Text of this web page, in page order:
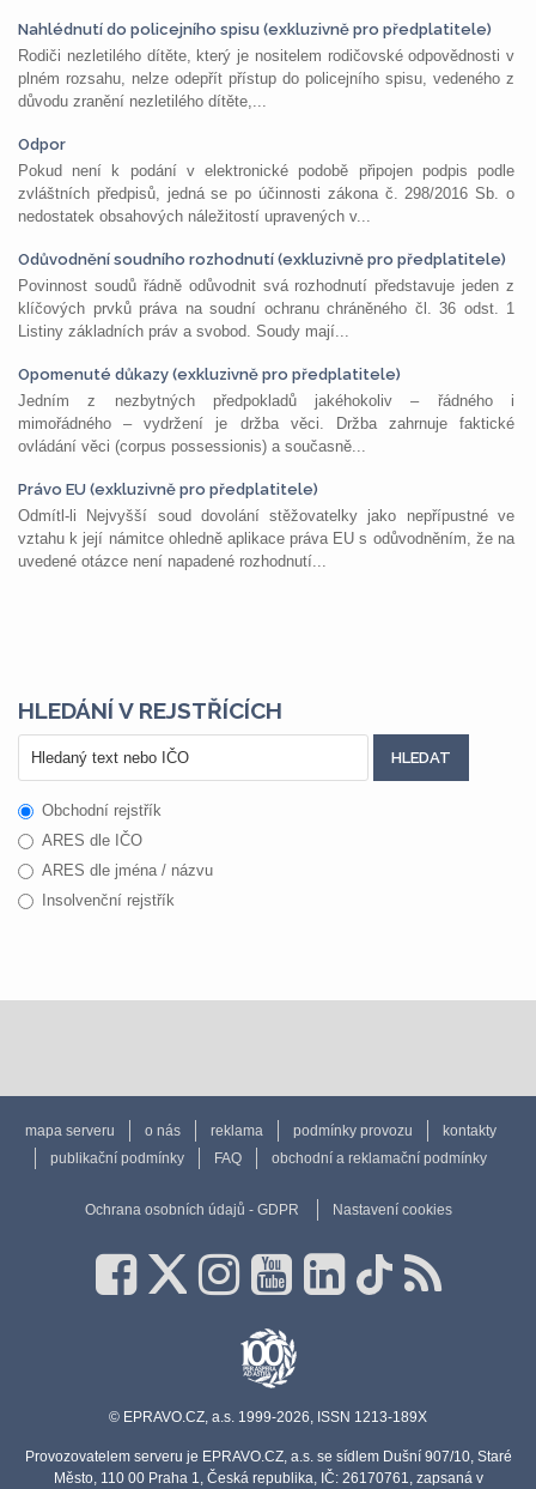
Nahlédnutí do policejního spisu (exkluzivně pro předplatitele)
Rodiči nezletilého dítěte, který je nositelem rodičovské odpovědnosti v
plném rozsahu, nelze odepřít přístup do policejního spisu, vedeného z
důvodu zranění nezletilého dítěte,...
Odpor
Pokud není k podání v elektronické podobě připojen podpis podle
zvláštních předpisů, jedná se po účinnosti zákona č. 298/2016 Sb. o
nedostatek obsahových náležitostí upravených v...
Odůvodnění soudního rozhodnutí (exkluzivně pro předplatitele)
Povinnost soudů řádně odůvodnit svá rozhodnutí představuje jeden z
klíčových prvků práva na soudní ochranu chráněného čl. 36 odst. 1
Listiny základních práv a svobod. Soudy mají...
Opomenuté důkazy (exkluzivně pro předplatitele)
Jedním z nezbytných předpokladů jakéhokoliv – řádného i
mimořádného – vydržení je držba věci. Držba zahrnuje faktické
ovládání věci (corpus possessionis) a současně...
Právo EU (exkluzivně pro předplatitele)
Odmítl-li Nejvyšší soud dovolání stěžovatelky jako nepřípustné ve
vztahu k její námitce ohledně aplikace práva EU s odůvodněním, že na
uvedené otázce není napadené rozhodnutí...
HLEDÁNÍ V REJSTŘÍCÍCH
Obchodní rejstřík
ARES dle IČO
ARES dle jména / názvu
Insolvenční rejstřík
mapa serveru o nás reklama podmínky provozu
kontakty
publikační podmínky
FAQ obchodní a reklamační podmínky
Ochrana osobních údajů - GDPR Nastavení cookies
© EPRAVO.CZ, a.s. 1999-2026, ISSN 1213-189X
Provozovatelem serveru je EPRAVO.CZ, a.s. se sídlem Dušní 907/10, Staré
Město, 110 00 Praha 1, Česká republika, IČ: 26170761, zapsaná v